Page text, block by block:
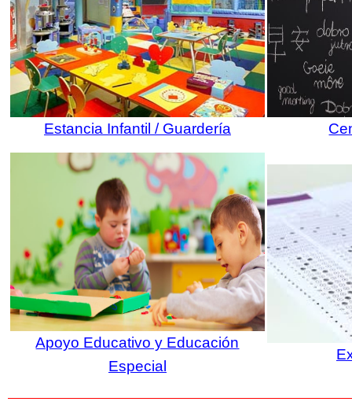
Estancia Infantil / Guardería
Apoyo Educativo y Educación
Especial